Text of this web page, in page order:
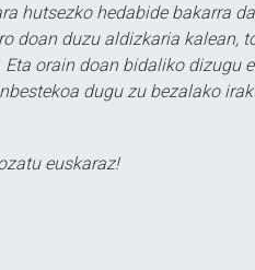
hutsezko hedabide bakarra
doan duzu aldizkaria kalean,
orain doan bidaliko dizugu
dugu zu bezalako
euskaraz!